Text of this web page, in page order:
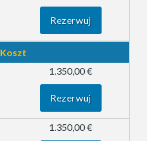
Rezerwuj
Koszt
1.350,00 €
Rezerwuj
1.350,00 €